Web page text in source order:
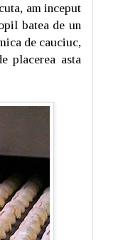
am inceput
batea de un
de cauciuc,
placerea asta